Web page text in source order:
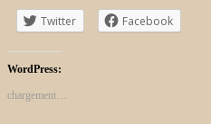
Twitter Facebook
WordPress:
chargement…